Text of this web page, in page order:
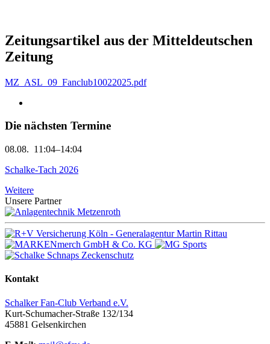
Zeitungsartikel aus der Mitteldeutschen
Zeitung
MZ_ASL_09_Fanclub10022025.pdf
Die nächsten Termine
08.08. 11:04–14:04
Schalke-Tach 2026
Weitere
Unsere Partner
Kontakt
Schalker Fan-Club Verband e.V.
Kurt-Schumacher-Straße 132/134
45881 Gelsenkirchen